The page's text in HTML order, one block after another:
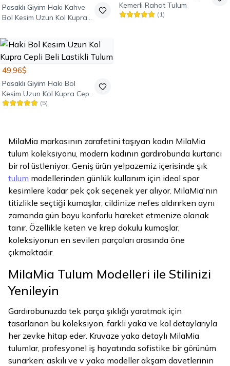
Pasaklı Giyim Haki Kahve
Bol Kesim Uzun Kol Kupra
Kemerli Rahat Tulum
( 1)
49,96$
Pasaklı Giyim Haki Bol
Kesim Uzun Kol Kupra Cepli
Beli Lastikli Tulum
(5)
MilaMia markasının zarafetini taşıyan kadın MilaMia
tulum koleksiyonu, modern kadının gardırobunda kurtarıcı
bir rol üstleniyor. Geniş ürün yelpazemiz içerisinde şık
tulum modellerinden günlük kullanım için ideal spor
kesimlere kadar pek çok seçenek yer alıyor. MilaMia'nın
titizlikle seçtiği kumaşlar, cildinize nefes aldırırken aynı
zamanda gün boyu konforlu hareket etmenize olanak
tanır. Özellikle keten ve krep dokulu kumaşlar,
koleksiyonun en sevilen parçaları arasında öne
çıkmaktadır.
MilaMia Tulum Modelleri ile Stilinizi
Yenileyin
Gardırobunuzda tek parça şıklığı yaratmak için
tasarlanan bu koleksiyon, farklı yaka ve kol detaylarıyla
her zevke hitap eder. Kruvaze yaka detaylı MilaMia
tulumlar, profesyonel iş hayatında sofistike bir görünüm
sunarken; askılı ve v yaka modeller akşam davetlerinin